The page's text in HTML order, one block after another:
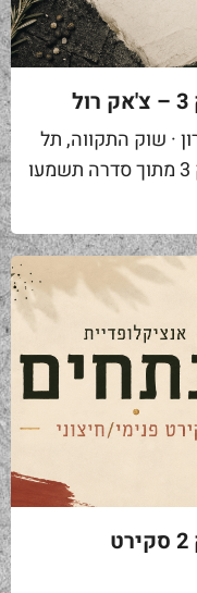
· שוק התקווה, תל
אביב אנציקלופדיית הנתחים · פרק 3 מתוך סדרה תשמעו
הטובות...
אנציקלופדיית הנתחים · פרק 2 סקירט